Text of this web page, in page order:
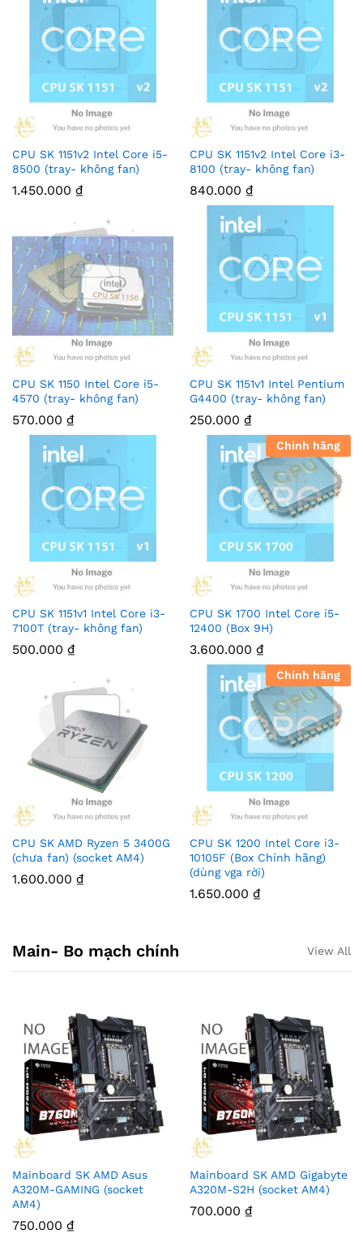
CPU SK 1151v2 Intel Core i5-
8500 (tray- không fan)
1.450.000 ₫
CPU SK 1151v2 Intel Core i3-
8100 (tray- không fan)
840.000 ₫
CPU SK 1150 Intel Core i5-
4570 (tray- không fan)
570.000 ₫
CPU SK 1151v1 Intel Pentium
G4400 (tray- không fan)
250.000 ₫
CPU SK 1151v1 Intel Core i3-
7100T (tray- không fan)
500.000 ₫
Chính hãng
CPU SK 1700 Intel Core i5-
12400 (Box 9H)
3.600.000 ₫
CPU SK AMD Ryzen 5 3400G
(chưa fan) (socket AM4)
1.600.000 ₫
Chính hãng
CPU SK 1200 Intel Core i3-
10105F (Box Chính hãng)
(dùng vga rời)
1.650.000 ₫
Main- Bo mạch chính View All
Mainboard SK AMD Asus
A320M-GAMING (socket
AM4)
750.000 ₫
Mainboard SK AMD Gigabyte
A320M-S2H (socket AM4)
700.000 ₫